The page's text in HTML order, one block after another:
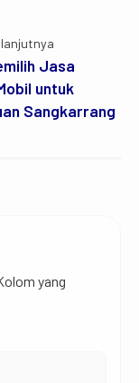
Jasa
untuk
Sangkarrang
yang